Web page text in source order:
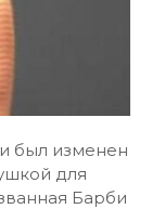
был изменен
для
Барби